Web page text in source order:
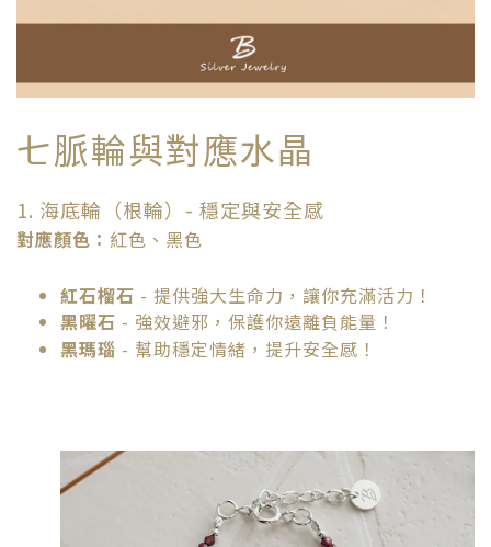
七脈輪與對應水晶
1. 海底輪（根輪）- 穩定與安全感
對應顏色： 紅色、黑色
紅石榴石 - 提供強大生命力，讓你充滿活力！
黑曜石 - 強效避邪，保護你遠離負能量！
黑瑪瑙 - 幫助穩定情緒，提升安全感！